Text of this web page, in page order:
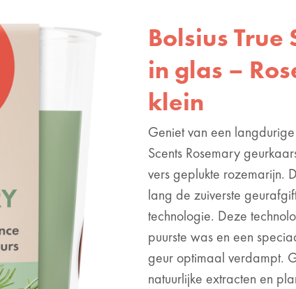
Bolsius True
in glas –
klein
Geniet van een
Scents Rosemary
vers geplukte rozemarijn.
lang de zuiverste
technologie. Deze
puurste was en een
geur optimaal verdampt.
natuurlijke extracten en